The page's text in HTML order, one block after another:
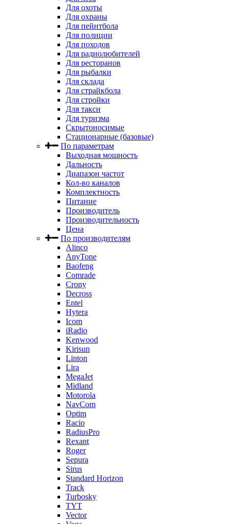
Для охоты
Для охраны
Для пейнтбола
Для полиции
Для походов
Для радиолюбителей
Для ресторанов
Для рыбалки
Для склада
Для страйкбола
Для стройки
Для такси
Для туризма
Скрытоносимые
Стационарные (базовые)
По параметрам
Выходная мощность
Дальность
Диапазон частот
Кол-во каналов
Комплектность
Питание
Производитель
Производительность
Цена
По производителям
Alinco
AnyTone
Baofeng
Comrade
Crony
Decross
Entel
Hytera
Icom
iRadio
Kenwood
Kirisun
Linton
Lira
MegaJet
Midland
Motorola
NavCom
Optim
Racio
RadiusPro
Rexant
Roger
Sepura
Sirus
Standard Horizon
Track
Turbosky
TYT
Vector